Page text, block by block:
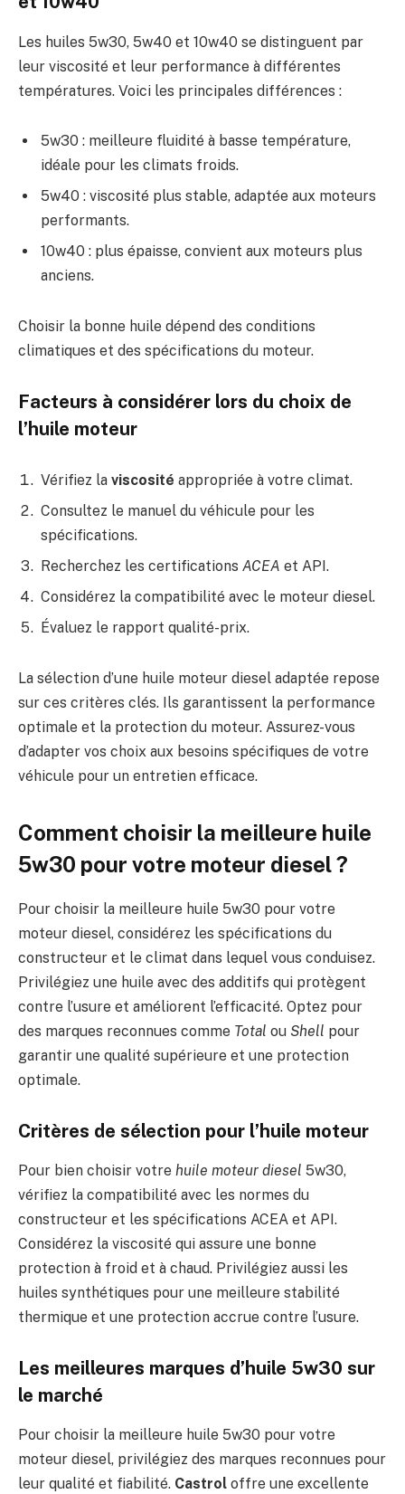
Les huiles 5w30, 5w40 et 10w40 se distinguent par
leur viscosité et leur performance à différentes
températures. Voici les principales différences :
5w30 : meilleure fluidité à basse température,
idéale pour les climats froids.
5w40 : viscosité plus stable, adaptée aux moteurs
performants.
10w40 : plus épaisse, convient aux moteurs plus
anciens.
Choisir la bonne huile dépend des conditions
climatiques et des spécifications du moteur.
Facteurs à considérer lors du choix de
l’huile moteur
Vérifiez la viscosité appropriée à votre climat.
Consultez le manuel du véhicule pour les
spécifications.
Recherchez les certifications ACEA et API.
Considérez la compatibilité avec le moteur diesel.
Évaluez le rapport qualité-prix.
La sélection d’une huile moteur diesel adaptée repose
sur ces critères clés. Ils garantissent la performance
optimale et la protection du moteur. Assurez-vous
d’adapter vos choix aux besoins spécifiques de votre
véhicule pour un entretien efficace.
Comment choisir la meilleure huile
5w30 pour votre moteur diesel ?
Pour choisir la meilleure huile 5w30 pour votre
moteur diesel, considérez les spécifications du
constructeur et le climat dans lequel vous conduisez.
Privilégiez une huile avec des additifs qui protègent
contre l’usure et améliorent l’efficacité. Optez pour
des marques reconnues comme Total ou Shell pour
garantir une qualité supérieure et une protection
optimale.
Critères de sélection pour l’huile moteur
Pour bien choisir votre huile moteur diesel 5w30,
vérifiez la compatibilité avec les normes du
constructeur et les spécifications ACEA et API.
Considérez la viscosité qui assure une bonne
protection à froid et à chaud. Privilégiez aussi les
huiles synthétiques pour une meilleure stabilité
thermique et une protection accrue contre l’usure.
Les meilleures marques d’huile 5w30 sur
le marché
Pour choisir la meilleure huile 5w30 pour votre
moteur diesel, privilégiez des marques reconnues pour
leur qualité et fiabilité. Castrol offre une excellente